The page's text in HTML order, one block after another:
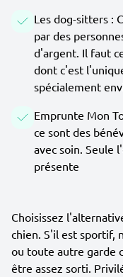
Les dog-sitters :
par des
d'argent. Il faut
dont c'est
spécialement
Emprunte Mon
ce sont des
avec soin. Seule
présente
Choisissez
chien. S'il est sportif,
ou toute autre garde
être assez sorti.